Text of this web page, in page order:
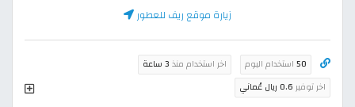
زيارة موقع ريف للعطور
50 استخدام اليوم اخر استخدام منذ 3 ساعة
اخر توفير 0.6 ريال عُماني